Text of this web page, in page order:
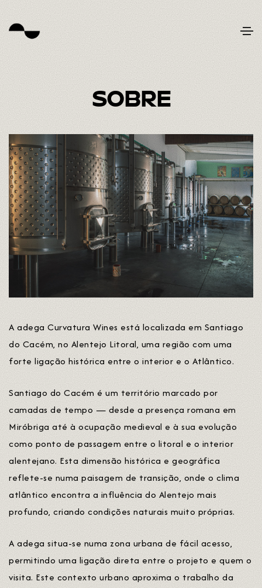
A Nossa Filosofia
SOBRE
A adega Curvatura Wines está localizada em Santiago
do Cacém, no Alentejo Litoral, uma região com uma
forte ligação histórica entre o interior e o Atlântico.
Santiago do Cacém é um território marcado por
camadas de tempo — desde a presença romana em
Miróbriga até à ocupação medieval e à sua evolução
como ponto de passagem entre o litoral e o interior
alentejano. Esta dimensão histórica e geográfica
reflete-se numa paisagem de transição, onde o clima
atlântico encontra a influência do Alentejo mais
profundo, criando condições naturais muito próprias.
A adega situa-se numa zona urbana de fácil acesso,
permitindo uma ligação direta entre o projeto e quem o
visita. Este contexto urbano aproxima o trabalho da